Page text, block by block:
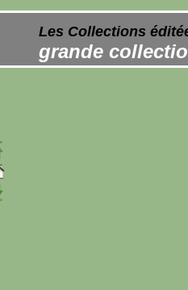
Les Collections
grande